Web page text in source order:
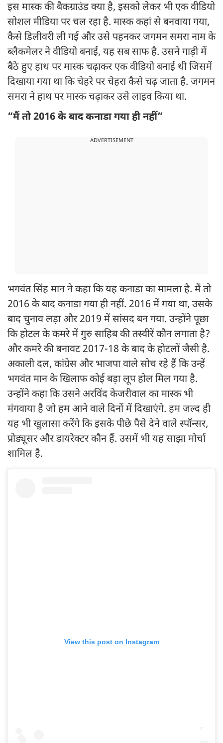
इस मास्क की बैकग्राउंड क्या है, इसको लेकर भी एक वीडियो
सोशल मीडिया पर चल रहा है. मास्क कहां से बनवाया गया,
कैसे डिलीवरी ली गई और उसे पहनकर जगमन समरा नाम के
ब्लैकमेलर ने वीडियो बनाई, यह सब साफ है. उसने गाड़ी में
बैठे हुए हाथ पर मास्क चढ़ाकर एक वीडियो बनाई थी जिसमें
दिखाया गया था कि चेहरे पर चेहरा कैसे चढ़ जाता है. जगमन
समरा ने हाथ पर मास्क चढ़ाकर उसे लाइव किया था.
“मैं तो 2016 के बाद कनाडा गया ही नहीं”
ADVERTISEMENT
भगवंत सिंह मान ने कहा कि यह कनाडा का मामला है. मैं तो
2016 के बाद कनाडा गया ही नहीं. 2016 में गया था, उसके
बाद चुनाव लड़ा और 2019 में सांसद बन गया. उन्होंने पूछा
कि होटल के कमरे में गुरु साहिब की तस्वीरें कौन लगाता है?
और कमरे की बनावट 2017-18 के बाद के होटलों जैसी है.
अकाली दल, कांग्रेस और भाजपा वाले सोच रहे हैं कि उन्हें
भगवंत मान के खिलाफ कोई बड़ा लूप होल मिल गया है.
उन्होंने कहा कि उसने अरविंद केजरीवाल का मास्क भी
मंगवाया है जो हम आने वाले दिनों में दिखाएंगे. हम जल्द ही
यह भी खुलासा करेंगे कि इसके पीछे पैसे देने वाले स्पॉन्सर,
प्रोड्यूसर और डायरेक्टर कौन हैं. उसमें भी यह साझा मोर्चा
शामिल है.
View this post on Instagram